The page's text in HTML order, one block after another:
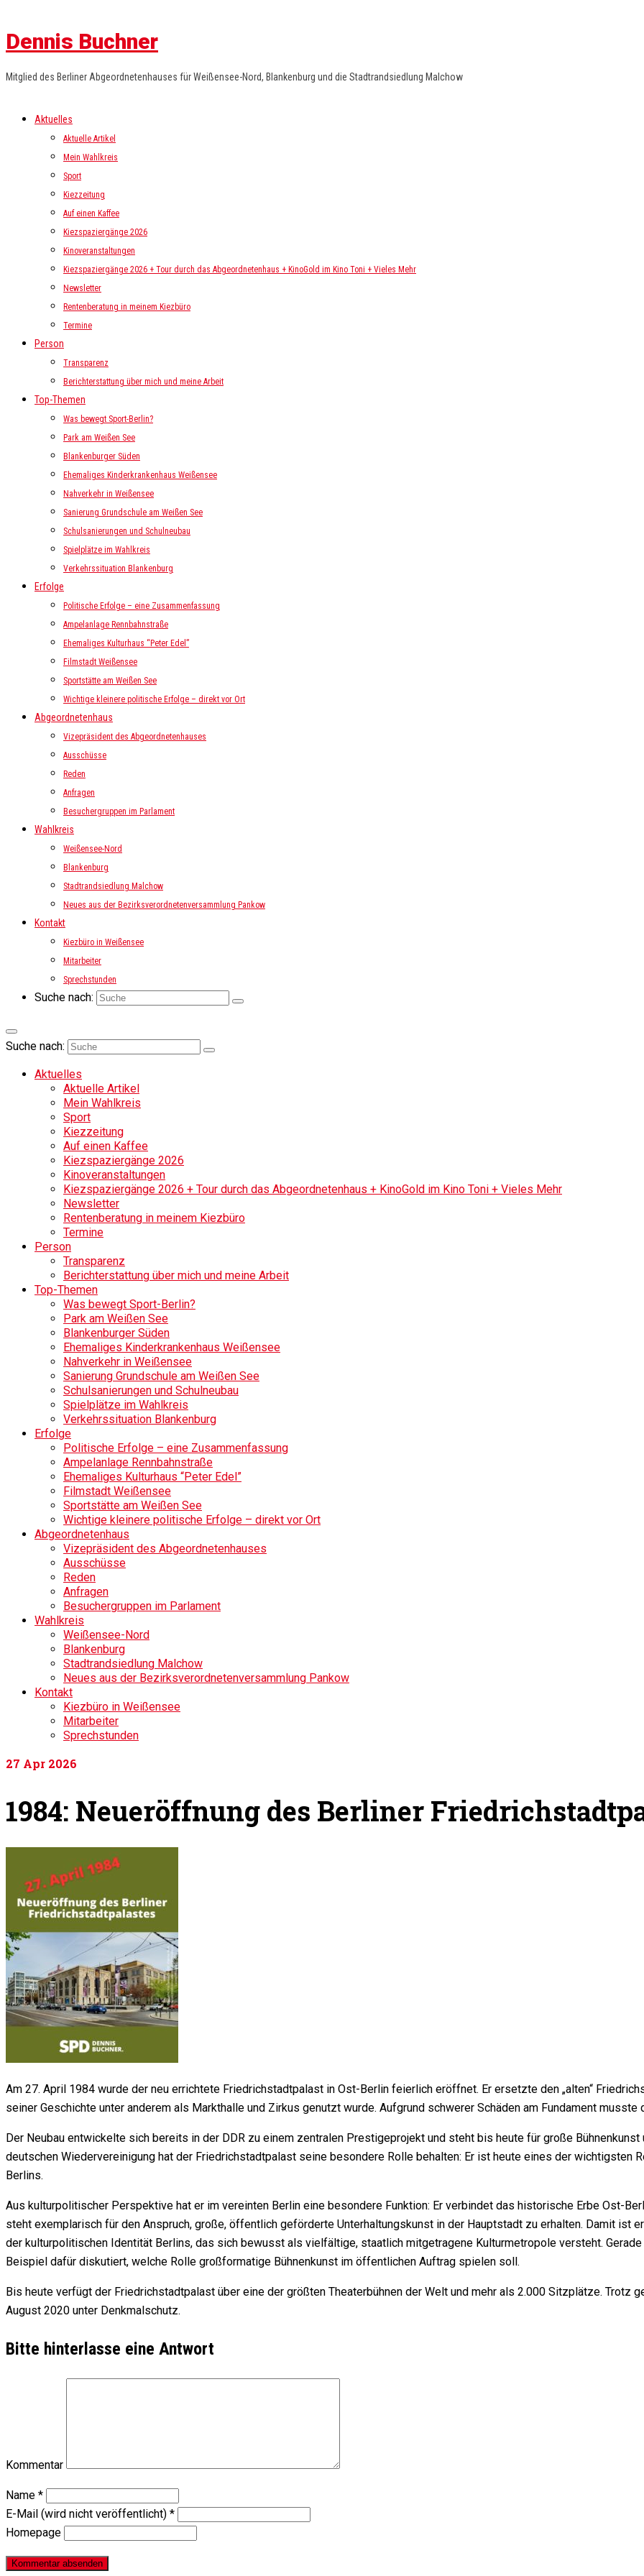
Dennis Buchner
Mitglied des Berliner Abgeordnetenhauses für Weißensee-Nord, Blankenburg und die Stadtrandsiedlung Malchow
Aktuelles
Aktuelle Artikel
Mein Wahlkreis
Sport
Kiezzeitung
Auf einen Kaffee
Kiezspaziergänge 2026
Kinoveranstaltungen
Kiezspaziergänge 2026 + Tour durch das Abgeordnetenhaus + KinoGold im Kino Toni + Vieles Mehr
Newsletter
Rentenberatung in meinem Kiezbüro
Termine
Person
Transparenz
Berichterstattung über mich und meine Arbeit
Top-Themen
Was bewegt Sport-Berlin?
Park am Weißen See
Blankenburger Süden
Ehemaliges Kinderkrankenhaus Weißensee
Nahverkehr in Weißensee
Sanierung Grundschule am Weißen See
Schulsanierungen und Schulneubau
Spielplätze im Wahlkreis
Verkehrssituation Blankenburg
Erfolge
Politische Erfolge – eine Zusammenfassung
Ampelanlage Rennbahnstraße
Ehemaliges Kulturhaus “Peter Edel”
Filmstadt Weißensee
Sportstätte am Weißen See
Wichtige kleinere politische Erfolge – direkt vor Ort
Abgeordnetenhaus
Vizepräsident des Abgeordnetenhauses
Ausschüsse
Reden
Anfragen
Besuchergruppen im Parlament
Wahlkreis
Weißensee-Nord
Blankenburg
Stadtrandsiedlung Malchow
Neues aus der Bezirksverordnetenversammlung Pankow
Kontakt
Kiezbüro in Weißensee
Mitarbeiter
Sprechstunden
Suche nach:
Suche nach:
Aktuelles
Aktuelle Artikel
Mein Wahlkreis
Sport
Kiezzeitung
Auf einen Kaffee
Kiezspaziergänge 2026
Kinoveranstaltungen
Kiezspaziergänge 2026 + Tour durch das Abgeordnetenhaus + KinoGold im Kino Toni + Vieles Mehr
Newsletter
Rentenberatung in meinem Kiezbüro
Termine
Person
Transparenz
Berichterstattung über mich und meine Arbeit
Top-Themen
Was bewegt Sport-Berlin?
Park am Weißen See
Blankenburger Süden
Ehemaliges Kinderkrankenhaus Weißensee
Nahverkehr in Weißensee
Sanierung Grundschule am Weißen See
Schulsanierungen und Schulneubau
Spielplätze im Wahlkreis
Verkehrssituation Blankenburg
Erfolge
Politische Erfolge – eine Zusammenfassung
Ampelanlage Rennbahnstraße
Ehemaliges Kulturhaus “Peter Edel”
Filmstadt Weißensee
Sportstätte am Weißen See
Wichtige kleinere politische Erfolge – direkt vor Ort
Abgeordnetenhaus
Vizepräsident des Abgeordnetenhauses
Ausschüsse
Reden
Anfragen
Besuchergruppen im Parlament
Wahlkreis
Weißensee-Nord
Blankenburg
Stadtrandsiedlung Malchow
Neues aus der Bezirksverordnetenversammlung Pankow
Kontakt
Kiezbüro in Weißensee
Mitarbeiter
Sprechstunden
27 Apr 2026
1984: Neueröffnung des Berliner
Am 27. April 1984 wurde der neu errichtete Friedrichstadtpalast in Ost-Berlin feierlich eröffnet. Er ersetzte den „alten“
seiner Geschichte unter anderem als Markthalle und Zirkus genutzt wurde. Aufgrund schwerer Schäden am Fundament
Der Neubau entwickelte sich bereits in der DDR zu einem zentralen Prestigeprojekt und steht bis heute für große
deutschen Wiedervereinigung hat der Friedrichstadtpalast seine besondere Rolle behalten: Er ist heute eines der wichtigsten
Berlins.
Aus kulturpolitischer Perspektive hat er im vereinten Berlin eine besondere Funktion: Er verbindet das historische Erbe Ost-
steht exemplarisch für den Anspruch, große, öffentlich geförderte Unterhaltungskunst in der Hauptstadt zu erhalten. Damit ist
der kulturpolitischen Identität Berlins, das sich bewusst als vielfältige, staatlich mitgetragene Kulturmetropole versteht.
Beispiel dafür diskutiert, welche Rolle großformatige Bühnenkunst im öffentlichen Auftrag spielen soll.
Bis heute verfügt der Friedrichstadtpalast über eine der größten Theaterbühnen der Welt und mehr als 2.000 Sitzplätze. Trotz
August 2020 unter Denkmalschutz.
Bitte hinterlasse eine Antwort
Kommentar
Name *
E-Mail (wird nicht veröffentlicht) *
Homepage